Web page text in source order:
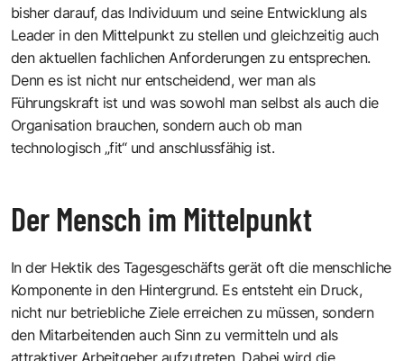
bisher darauf, das Individuum und seine Entwicklung als
Leader in den Mittelpunkt zu stellen und gleichzeitig auch
den aktuellen fachlichen Anforderungen zu entsprechen.
Denn es ist nicht nur entscheidend, wer man als
Führungskraft ist und was sowohl man selbst als auch die
Organisation brauchen, sondern auch ob man
technologisch „fit“ und anschlussfähig ist.
Der Mensch im Mittelpunkt
In der Hektik des Tagesgeschäfts gerät oft die menschliche
Komponente in den Hintergrund. Es entsteht ein Druck,
nicht nur betriebliche Ziele erreichen zu müssen, sondern
den Mitarbeitenden auch Sinn zu vermitteln und als
attraktiver Arbeitgeber aufzutreten. Dabei wird die